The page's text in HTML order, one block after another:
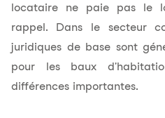
locataire ne paie pas le
rappel. Dans le secteur
juridiques de base sont
pour les baux
différences importantes.